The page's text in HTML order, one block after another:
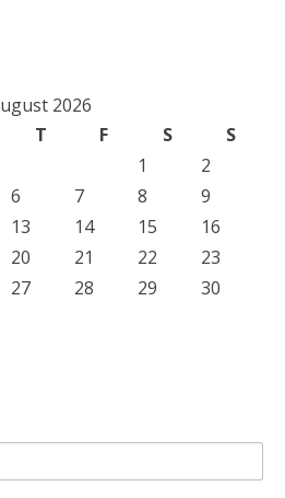
2026
T F S
S
1
2
6 7 8
9
13 14 15
16
20 21 22
23
27 28 29
30